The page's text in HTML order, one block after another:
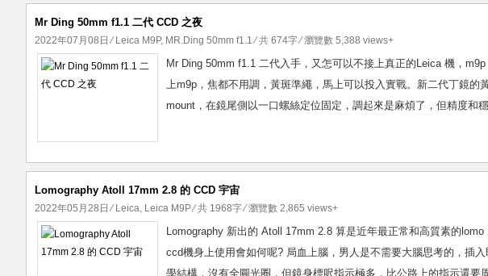
Mr Ding 50mm f1.1 二代 CCD 之夜
2022年07月08日 ⁄ Leica M9P, MR.Ding 50mm f1.1⁄ 共 674字 ⁄ 瀏覽數 5,388 views+
Mr Ding 50mm f1.1 二代入手，又怎可以不接上真正的Leica 機，
上m9p，焦都不用調，黃斑準繩，馬上可以投入實戰。新二代丁鏡的
mount，在鏡尾側以一口螺絲定位固定，調起來是麻煩了，但精度和
Lomography Atoll 17mm 2.8 的 CCD 宇宙
2022年05月28日 ⁄ Leica, Leica M9P⁄ 共 1968字 ⁄ 瀏覽數 2,865 views+
Lomography 新出的 Atoll 17mm 2.8 算是近年最正常和高質素的
ccd機身上使用會如何呢? 局血上腦，男人是不需要大腦思考的，插
學結構，沒有全圓光圈，但鏡身標呎指示極多，比公路上的指示還要